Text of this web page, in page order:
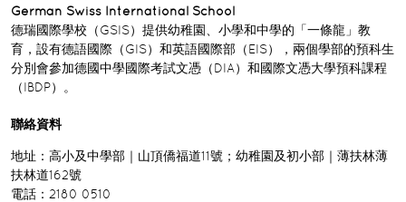
German Swiss International School
德瑞國際學校（GSIS）提供幼稚園、小學和中學的「一條龍」教
育，設有德語國際（GIS）和英語國際部（EIS），兩個學部的預科生
分別會參加德國中學國際考試文憑（DIA）和國際文憑大學預科課程
（IBDP）。
聯絡資料
地址：高小及中學部｜山頂僑福道11號；幼稚園及初小部｜薄扶林薄
扶林道162號
電話：2180 0510